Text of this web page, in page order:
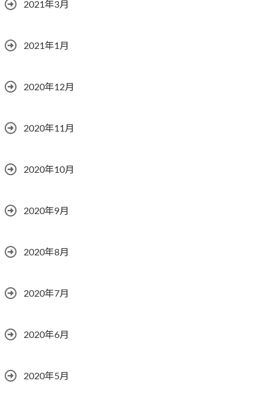
2021年3月
2021年1月
2020年12月
2020年11月
2020年10月
2020年9月
2020年8月
2020年7月
2020年6月
2020年5月